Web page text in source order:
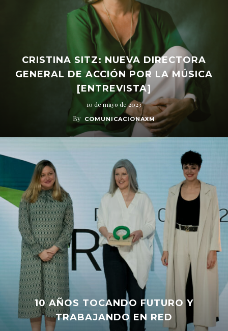
CRISTINA SITZ: NUEVA DIRECTORA
GENERAL DE ACCIÓN POR LA MÚSICA
[ENTREVISTA]
10 de mayo de 2023
By COMUNICACIONAXM
10 AÑOS TOCANDO FUTURO Y
TRABAJANDO EN RED